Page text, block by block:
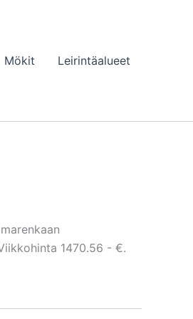
Mökit Leirintäalueet
1470.56 - €.